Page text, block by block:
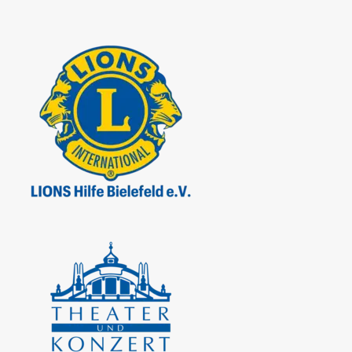
Viola, Oboe, Posauneoder
Stipendienplatz beworben.
Erfolgreich durchsetzen konnten sich Oleksandra
Maksymchuk (Violine), Charlotte Roß (Oboe), Gloria
Atienza Pinazo (Posaune), Marta Palmas (Schlagzeug)
und Yechan Lee (Viola), die das Orchester in der Spielzeit
2025/26 als Akademist*innen der Bisegger-
bei den Akademist*innen und wünschen Ihnen viel Erfolg
für ihren (musikalischen) Weg!
Der erste Jahrgang der Bisegger-Orchesterakademie wurde
ermöglicht durch dieHanns-Bisegger-Stiftung,